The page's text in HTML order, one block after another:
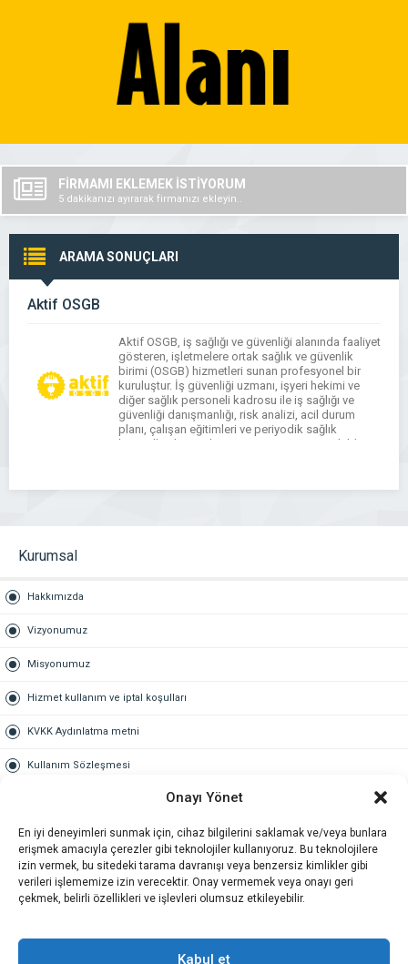
Onayı Yönet
En iyi deneyimleri sunmak için, cihaz bilgilerini saklamak ve/veya bunlara
erişmek amacıyla çerezler gibi teknolojiler kullanıyoruz. Bu teknolojilere
izin vermek, bu sitedeki tarama davranışı veya benzersiz kimlikler gibi
verileri işlememize izin verecektir. Onay vermemek veya onayı geri
çekmek, belirli özellikleri ve işlevleri olumsuz etkileyebilir.
Kabul et
FİRMAMI EKLEMEK İSTİYORUM
5 dakikanızı ayırarak firmanızı ekleyin..
ARAMA SONUÇLARI
Aktif OSGB
Aktif OSGB, iş sağlığı ve güvenliği alanında faaliyet
gösteren, işletmelere ortak sağlık ve güvenlik
birimi (OSGB) hizmetleri sunan profesyonel bir
kuruluştur. İş güvenliği uzmanı, işyeri hekimi ve
diğer sağlık personeli kadrosu ile iş sağlığı ve
güvenliği danışmanlığı, risk analizi, acil durum
planı, çalışan eğitimleri ve periyodik sağlık
kontrolleri hizmetlerini mevzuata uygun şekilde
Kurumsal
Hakkımızda
Vizyonumuz
Misyonumuz
Hizmet kullanım ve iptal koşulları
KVKK Aydınlatma metni
Kullanım Sözleşmesi
Gold üyelik nedir
Kariyer